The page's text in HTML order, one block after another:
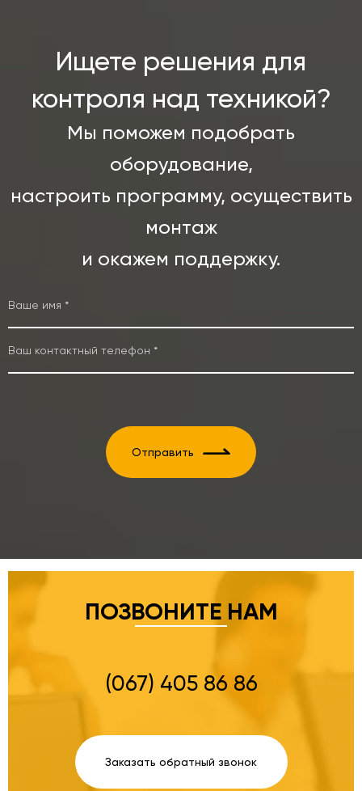
Ищете решения для
контроля над техникой?
Мы поможем подобрать
оборудование,
настроить программу, осуществить
монтаж
и окажем поддержку.
Отправить
ПОЗВОНИТЕ НАМ
(067) 405 86 86
Заказать обратный звонок